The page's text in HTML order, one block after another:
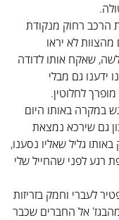
הרכב רחוק מנקודת
לא יראו
שאקח אותו לדודה
ידענו גם מבלי
לחלוטין.
במקרה באותו היום
גם שירכא נמצאת
גליל שאליו נסענו,
רגע לפני שהחייל שלי
לעברי וחמק בזריזות
אל החברים שכבר